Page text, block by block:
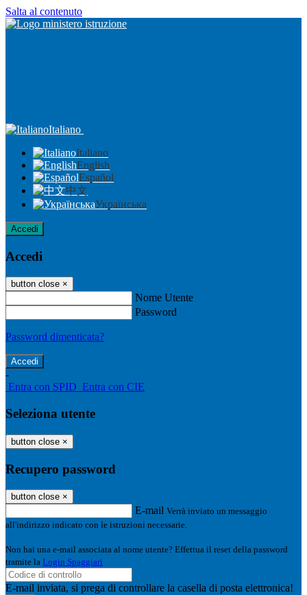
Salta al contenuto
Italiano
Italiano
English
Español
中文
Українська
Accedi
Accedi
button close ×
Nome Utente
Password
Password dimenticata?
-
Entra con SPID Entra con CIE
Seleziona utente
button close ×
Recupero password
button close ×
E-mail Verrà inviato un messaggio
all'indirizzo indicato con le istruzioni necessarie.
Non hai una e-mail associata al nome utente? Effettua il reset della password
tramite la Login Spaggiari
E-mail inviata, si prega di controllare la casella di posta elettronica!